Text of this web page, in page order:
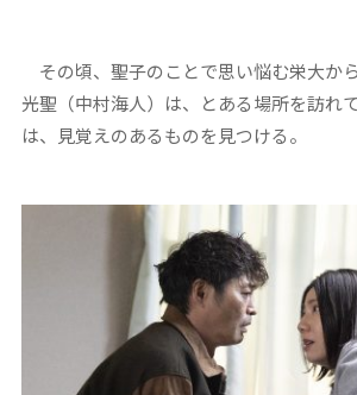
その頃、聖子のことで思い悩む栄大か
光聖（中村海人）は、とある場所を訪れ
は、見覚えのあるものを見つける。